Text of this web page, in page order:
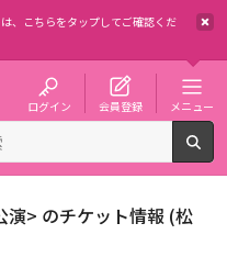
、
こちらをタップしてご確認くだ
ログイン 会員登録 メニュー
演> のチケット情報 (松